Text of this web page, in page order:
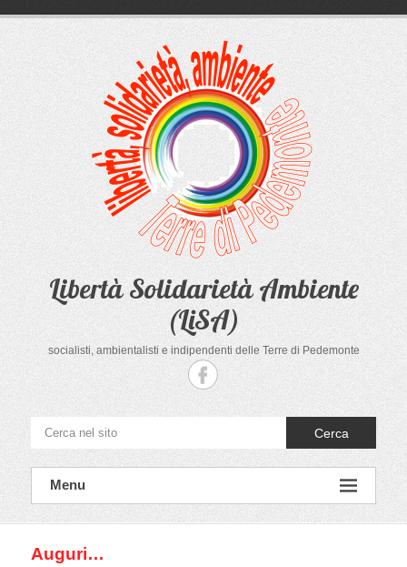
Libertà Solidarietà Ambiente
(LiSA)
socialisti, ambientalisti e indipendenti delle Terre di Pedemonte
Cerca
Menu
Auguri…